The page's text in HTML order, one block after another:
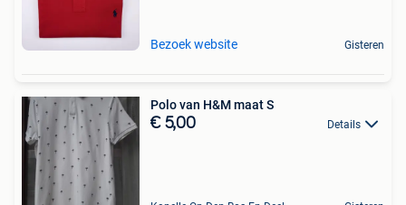
Bezoek website Gisteren
Polo van H&M maat S
€ 5,00 Details